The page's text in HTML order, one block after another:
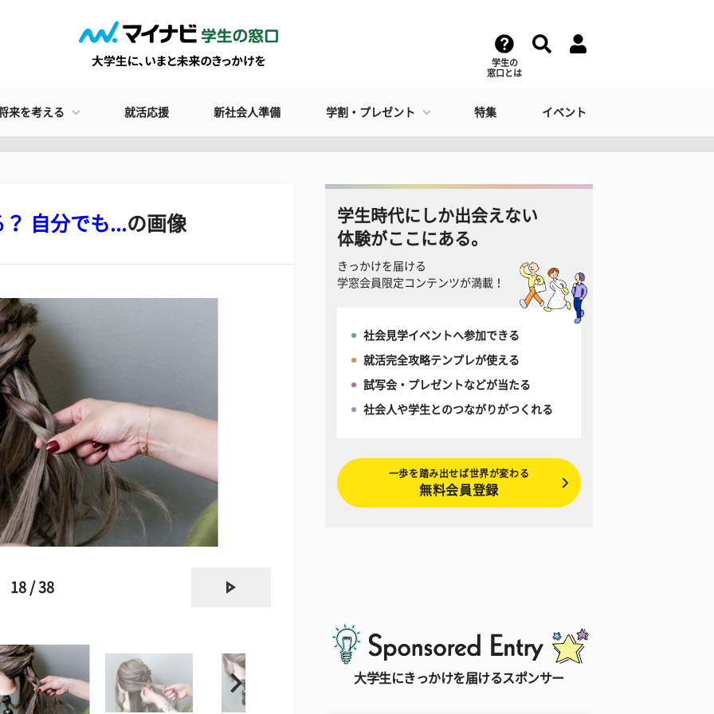
学生の
窓口とは
来を考える 就活応援 新社会人準備 学割・プレゼント 特集 イベント
自分でも...の画像
18 / 38
学生時代にしか出会えない
体験がここにある。
きっかけを届ける
学窓会員限定コンテンツが満載！
社会見学イベントへ参加できる
就活完全攻略テンプレが使える
試写会・プレゼントなどが当たる
社会人や学生とのつながりがつくれる
一歩を踏み出せば世界が変わる
無料会員登録
大学生にきっかけを届けるスポンサー